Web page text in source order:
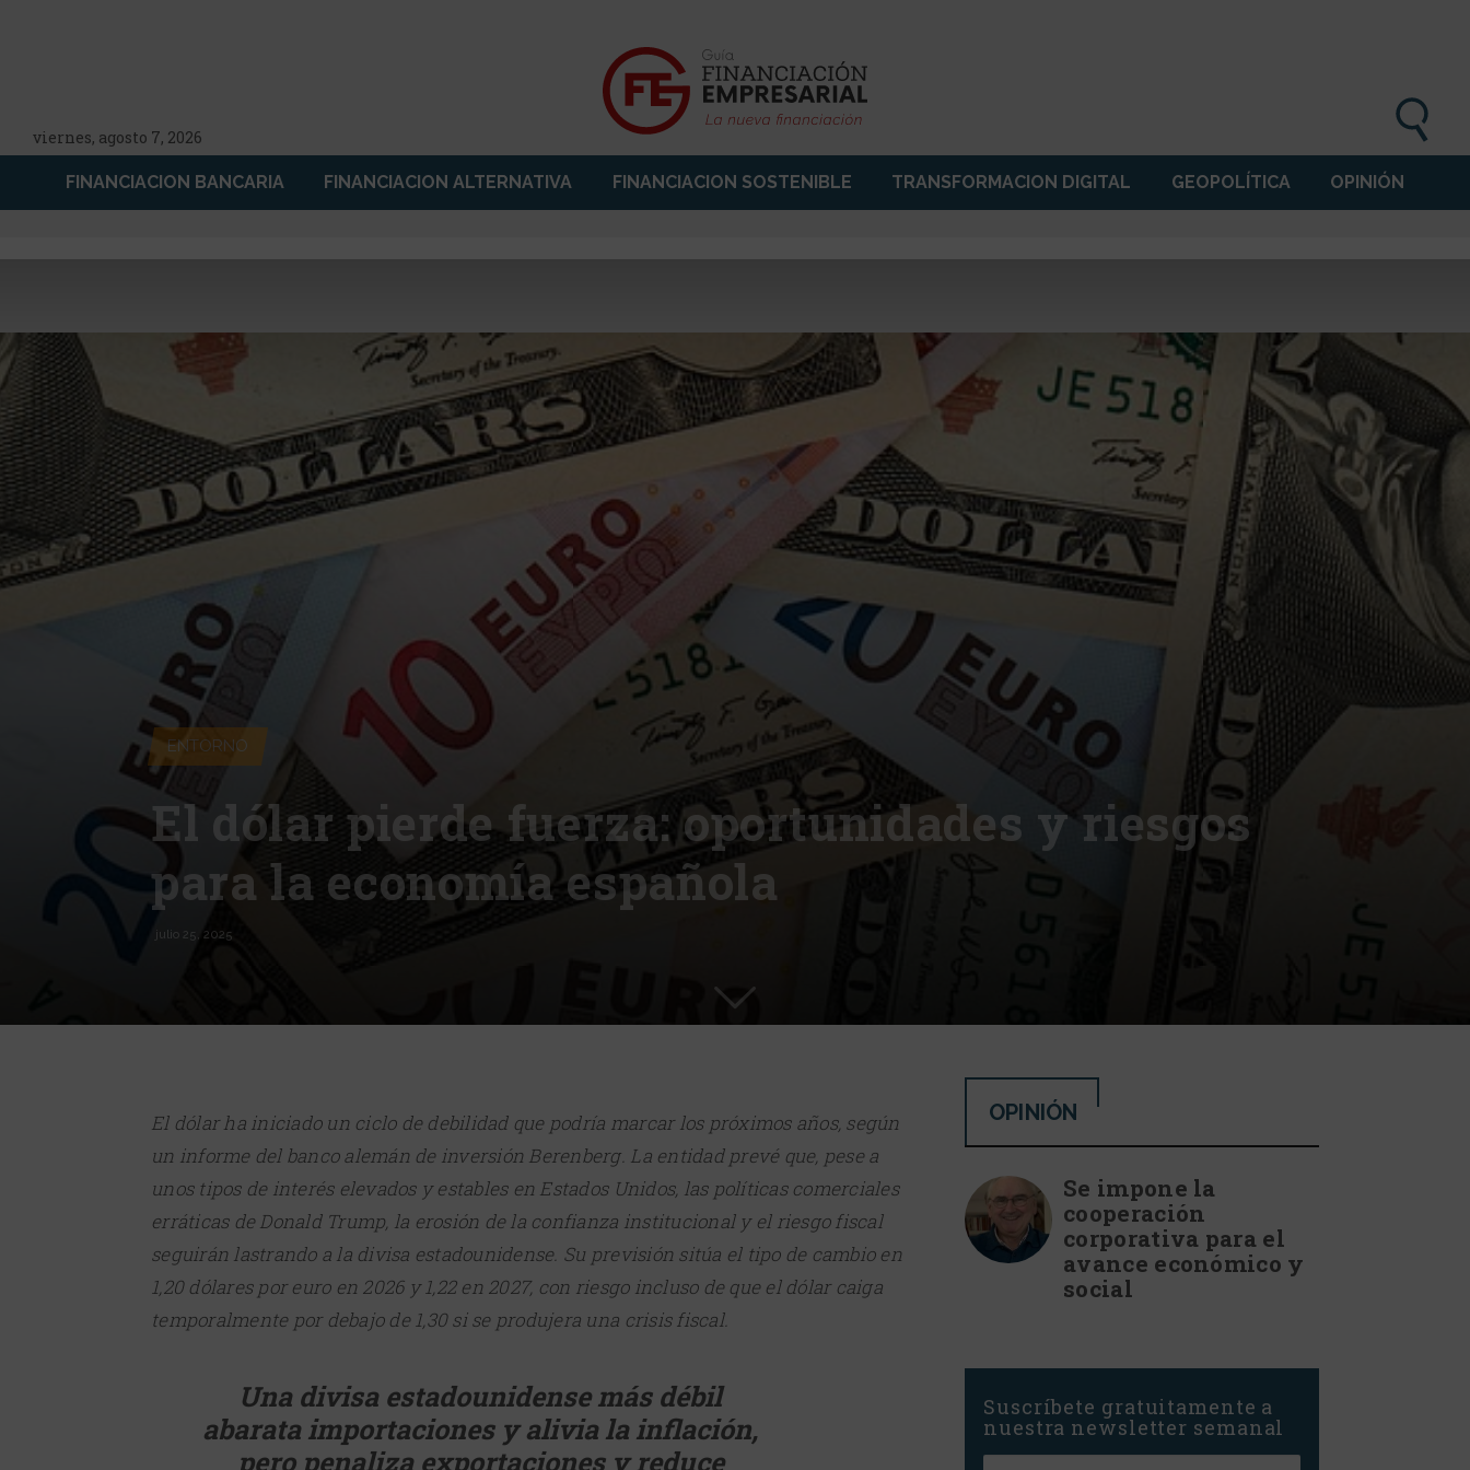
viernes, agosto 7, 2026
FINANCIACION BANCARIA FINANCIACION ALTERNATIVA FINANCIACION SOSTENIBLE TRANSFORMACION DIGITAL GEOPOLÍTICA OPINIÓN
ENTORNO
El dólar pierde fuerza: oportunidades y riesgos
para la economía española
julio 25, 2025
El dólar ha iniciado un ciclo de debilidad que podría marcar los próximos años, según
un informe del banco alemán de inversión Berenberg. La entidad prevé que, pese a
unos tipos de interés elevados y estables en Estados Unidos, las políticas comerciales
erráticas de Donald Trump, la erosión de la confianza institucional y el riesgo fiscal
seguirán lastrando a la divisa estadounidense. Su previsión sitúa el tipo de cambio en
1,20 dólares por euro en 2026 y 1,22 en 2027, con riesgo incluso de que el dólar caiga
temporalmente por debajo de 1,30 si se produjera una crisis fiscal.
Una divisa estadounidense más débil
abarata importaciones y alivia la inflación,
pero penaliza exportaciones y reduce
OPINIÓN
Se impone la
cooperación
corporativa para el
avance económico y
social
Suscríbete gratuitamente a
nuestra newsletter semanal